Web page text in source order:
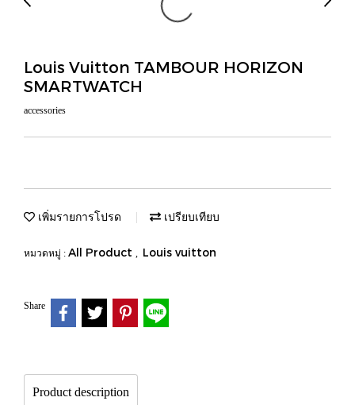
Louis Vuitton TAMBOUR HORIZON
SMARTWATCH
accessories
เพิ่มรายการโปรด เปรียบเทียบ
หมวดหมู่ : All Product , Louis vuitton
Share
Product description